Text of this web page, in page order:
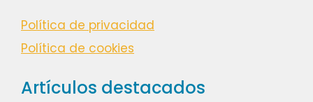
Política de privacidad
Política de cookies
Artículos destacados